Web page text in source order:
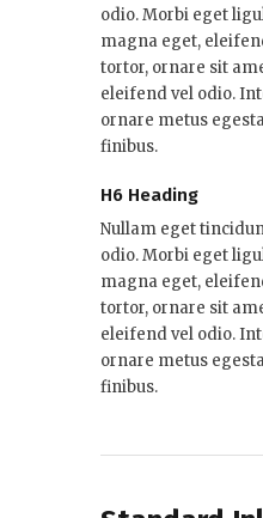
odio. Morbi eget
magna eget,
tortor, ornare sit
eleifend vel odio.
ornare metus
finibus.
H6 Heading
Nullam eget
odio. Morbi eget
magna eget,
tortor, ornare sit
eleifend vel odio.
ornare metus
finibus.